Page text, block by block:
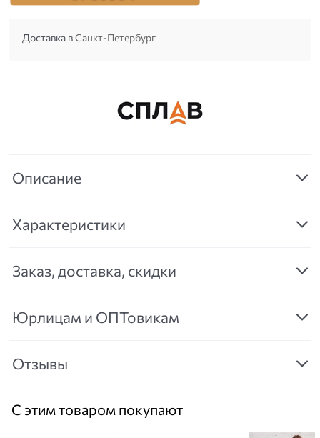
Доставка вСанкт-Петербург
Описание
Характеристики
Заказ, доставка, скидки
Юрлицам и ОПТовикам
Отзывы
С этим товаром покупают